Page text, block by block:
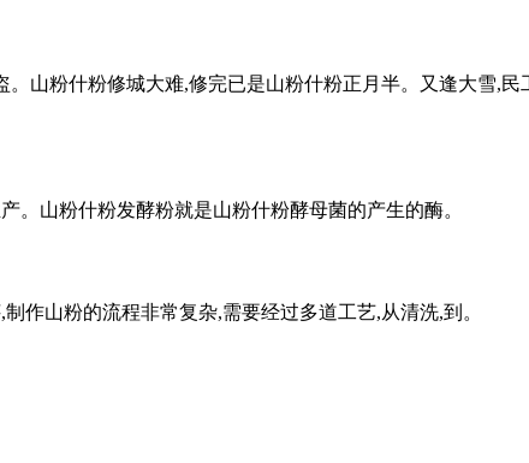
。山粉什粉修城大难,修完已是山粉什粉正月半。又逢大雪,
。山粉什粉发酵粉就是山粉什粉酵母菌的产生的酶。
作山粉的流程非常复杂,需要经过多道工艺,从清洗,到。